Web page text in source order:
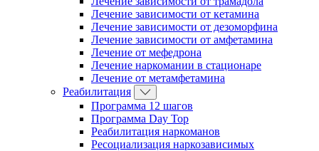
Лечение зависимости от кетамина
Лечение зависимости от дезоморфина
Лечение зависимости от амфетамина
Лечение от мефедрона
Лечение наркомании в стационаре
Лечение от метамфетамина
Реабилитация
Программа 12 шагов
Программа Day Top
Реабилитация наркоманов
Ресоциализация наркозависимых